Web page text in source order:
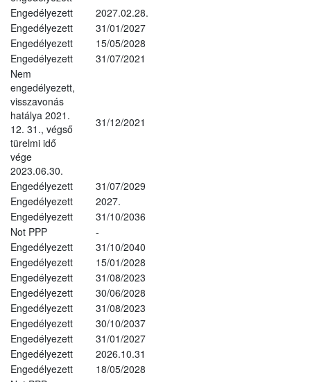
Engedélyezett
2027.02.28.
Engedélyezett
31/01/2027
Engedélyezett
15/05/2028
Engedélyezett 31/07/2021
Nem
engedélyezett,
visszavonás
hatálya 2021.
12. 31., végső
türelmi idő
vége
2023.06.30.
31/12/2021
Engedélyezett
31/07/2029
Engedélyezett
2027.
Engedélyezett
31/10/2036
Not PPP
-
Engedélyezett
31/10/2040
Engedélyezett
15/01/2028
Engedélyezett
31/08/2023
Engedélyezett
30/06/2028
Engedélyezett
31/08/2023
Engedélyezett
30/10/2037
Engedélyezett
31/01/2027
Engedélyezett
2026.10.31
Engedélyezett
18/05/2028